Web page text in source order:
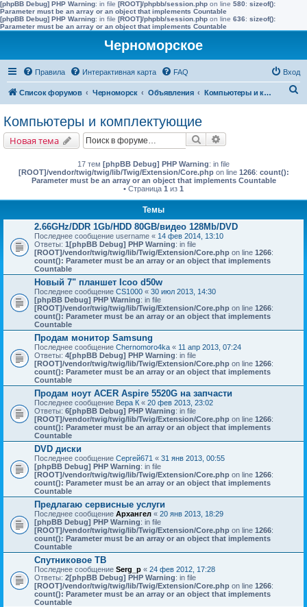
[phpBB Debug] PHP Warning: in file [ROOT]/phpbb/session.php on line 580: sizeof():
Parameter must be an array or an object that implements Countable
[phpBB Debug] PHP Warning: in file [ROOT]/phpbb/session.php on line 636: sizeof():
Parameter must be an array or an object that implements Countable
Черноморское
Правила Интерактивная карта FAQ Вход
Список форумов Черноморск Объявления Компьютеры и комплектующие
Компьютеры и комплектующие
Новая тема Поиск
17 тем [phpBB Debug] PHP Warning: in file
[ROOT]/vendor/twig/twig/lib/Twig/Extension/Core.phpon line 1266: count():
Parameter must be an array or an object that implements Countable
• Страница 1 из 1
Темы
2.66GHz/DDR 1Gb/HDD 80GB/видео 128Mb/DVD
Последнее сообщение username « 14 фев 2014, 13:10
Ответы: 1[phpBB Debug] PHP Warning: in file
[ROOT]/vendor/twig/twig/lib/Twig/Extension/Core.php on line 1266:
count(): Parameter must be an array or an object that implements
Countable
Новый 7" планшет Icoo d50w
Последнее сообщение CS1000 « 30 июл 2013, 14:30
[phpBB Debug] PHP Warning: in file
[ROOT]/vendor/twig/twig/lib/Twig/Extension/Core.php on line 1266:
count(): Parameter must be an array or an object that implements
Countable
Продам монитор Samsung
Последнее сообщение Chernomoro4ka « 11 апр 2013, 07:24
Ответы: 4[phpBB Debug] PHP Warning: in file
[ROOT]/vendor/twig/twig/lib/Twig/Extension/Core.php on line 1266:
count(): Parameter must be an array or an object that implements
Countable
Продам ноут ACER Aspire 5520G на запчасти
Последнее сообщение Вера К « 20 фев 2013, 23:02
Ответы: 6[phpBB Debug] PHP Warning: in file
[ROOT]/vendor/twig/twig/lib/Twig/Extension/Core.php on line 1266:
count(): Parameter must be an array or an object that implements
Countable
DVD диски
Последнее сообщение Сергей671 « 31 янв 2013, 00:55
[phpBB Debug] PHP Warning: in file
[ROOT]/vendor/twig/twig/lib/Twig/Extension/Core.php on line 1266:
count(): Parameter must be an array or an object that implements
Countable
Предлагаю сервисные услуги
Последнее сообщение Архангел « 20 янв 2013, 18:29
[phpBB Debug] PHP Warning: in file
[ROOT]/vendor/twig/twig/lib/Twig/Extension/Core.php on line 1266:
count(): Parameter must be an array or an object that implements
Countable
Спутниковое ТВ
Последнее сообщение Serg_p « 24 фев 2012, 17:28
Ответы: 2[phpBB Debug] PHP Warning: in file
[ROOT]/vendor/twig/twig/lib/Twig/Extension/Core.php on line 1266:
count(): Parameter must be an array or an object that implements
Countable